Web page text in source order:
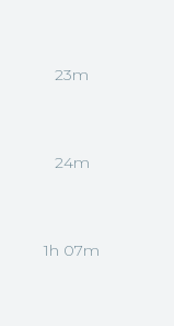
23m
24m
1h 07m